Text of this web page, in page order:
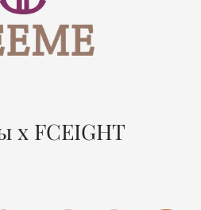
x FCEIGHT